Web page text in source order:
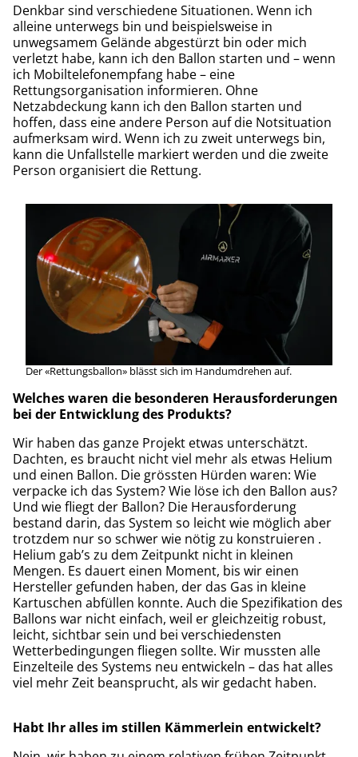
Denkbar sind verschiedene Situationen. Wenn ich
alleine unterwegs bin und beispielsweise in
unwegsamem Gelände abgestürzt bin oder mich
verletzt habe, kann ich den Ballon starten und – wenn
ich Mobiltelefonempfang habe – eine
Rettungsorganisation informieren. Ohne
Netzabdeckung kann ich den Ballon starten und
hoffen, dass eine andere Person auf die Notsituation
aufmerksam wird. Wenn ich zu zweit unterwegs bin,
kann die Unfallstelle markiert werden und die zweite
Person organisiert die Rettung.
Der «Rettungsballon» blässt sich im Handumdrehen auf.
Welches waren die besonderen Herausforderungen
bei der Entwicklung des Produkts?
Wir haben das ganze Projekt etwas unterschätzt.
Dachten, es braucht nicht viel mehr als etwas Helium
und einen Ballon. Die grössten Hürden waren: Wie
verpacke ich das System? Wie löse ich den Ballon aus?
Und wie fliegt der Ballon? Die Herausforderung
bestand darin, das System so leicht wie möglich aber
trotzdem nur so schwer wie nötig zu konstruieren .
Helium gab’s zu dem Zeitpunkt nicht in kleinen
Mengen. Es dauert einen Moment, bis wir einen
Hersteller gefunden haben, der das Gas in kleine
Kartuschen abfüllen konnte. Auch die Spezifikation des
Ballons war nicht einfach, weil er gleichzeitig robust,
leicht, sichtbar sein und bei verschiedensten
Wetterbedingungen fliegen sollte. Wir mussten alle
Einzelteile des Systems neu entwickeln – das hat alles
viel mehr Zeit beansprucht, als wir gedacht haben.
Habt Ihr alles im stillen Kämmerlein entwickelt?